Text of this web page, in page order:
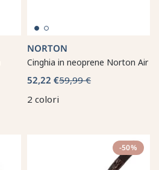
NORTON
Cinghia in neoprene Norton Air
52,22 €59,99 €
2 colori
-50%